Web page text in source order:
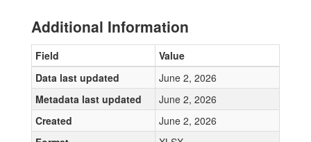
Additional Information
Field
Value
Data last updated
June 2, 2026
Metadata last updated
June 2, 2026
Created
June 2, 2026